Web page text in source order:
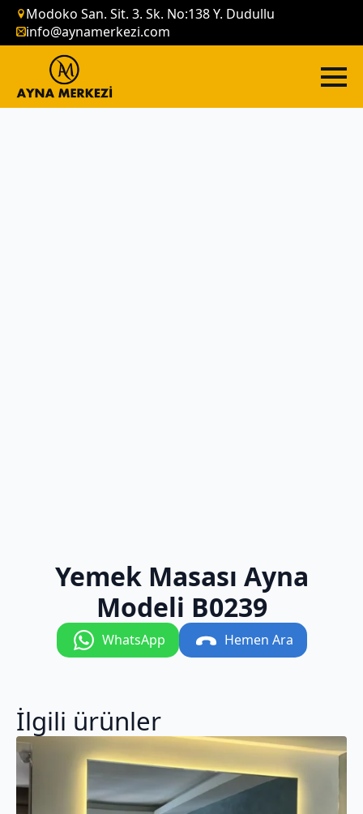
Modoko San. Sit. 3. Sk. No:138 Y. Dudullu
info@aynamerkezi.com
Yemek Masası Ayna
Modeli B0239
WhatsApp Hemen Ara
İlgili ürünler